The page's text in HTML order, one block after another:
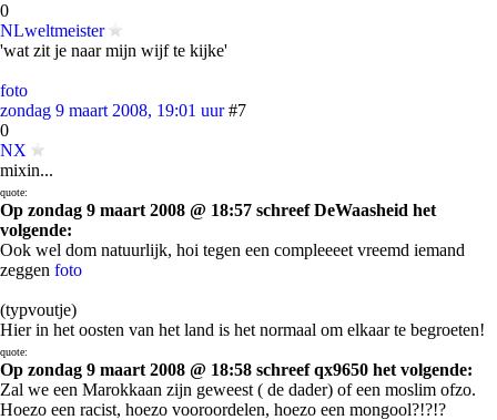
0
NLweltmeister
'wat zit je naar mijn wijf te kijke'
foto
zondag 9 maart 2008, 19:01 uur #7
0
NX
mixin...
quote:
Op zondag 9 maart 2008 @ 18:57 schreef DeWaasheid het
volgende:
Ook wel dom natuurlijk, hoi tegen een compleeeet vreemd iemand
zeggen foto
(typvoutje)
Hier in het oosten van het land is het normaal om elkaar te begroeten!
quote:
Op zondag 9 maart 2008 @ 18:58 schreef qx9650 het volgende:
Zal we een Marokkaan zijn geweest ( de dader) of een moslim ofzo.
Hoezo een racist, hoezo vooroordelen, hoezo een mongool?!?!?